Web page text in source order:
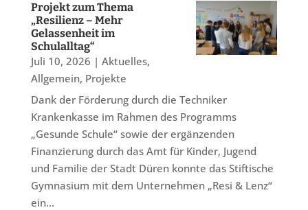
Projekt zum Thema
„Resilienz – Mehr
Gelassenheit im
Schulalltag“
Juli 10, 2026 | Aktuelles,
Allgemein, Projekte
Dank der Förderung durch die Techniker
Krankenkasse im Rahmen des Programms
„Gesunde Schule“ sowie der ergänzenden
Finanzierung durch das Amt für Kinder, Jugend
und Familie der Stadt Düren konnte das Stiftische
Gymnasium mit dem Unternehmen „Resi & Lenz“
ein...